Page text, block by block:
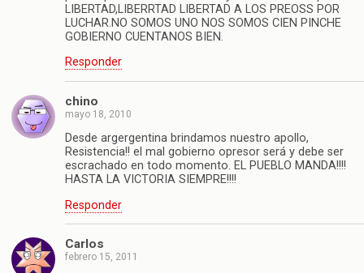
LIBERTAD,LIBERRTAD LIBERTAD A LOS PREOSS POR
LUCHAR.NO SOMOS UNO NOS SOMOS CIEN PINCHE
GOBIERNO CUENTANOS BIEN.
Responder
chino
mayo 18, 2010
Desde argergentina brindamos nuestro apollo,
Resistencia!! el mal gobierno opresor será y debe ser
escrachado en todo momento. EL PUEBLO MANDA!!!!
HASTA LA VICTORIA SIEMPRE!!!!
Responder
Carlos
febrero 15, 2011